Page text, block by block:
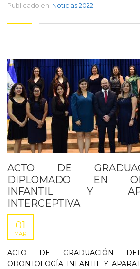
Publicado en: Noticias 2022
ACTO DE
DIPLOMADO EN
INFANTIL Y
INTERCEPTIVA
01
MAR
ACTO DE GRADUACIÓN
ODONTOLOGÍA INFANTIL Y